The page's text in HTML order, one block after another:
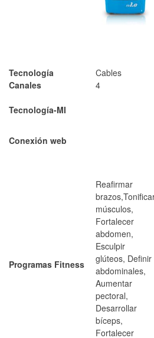
Tecnología Cables
Canales
4
Tecnología-MI
Conexión web
Programas Fitness
Reafirmar
músculos,
Fortalecer
abdomen,
Esculpir
glúteos, Definir
abdominales,
Aumentar
pectoral,
Desarrollar
bíceps,
Fortalecer